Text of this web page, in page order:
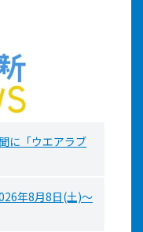
に「ウエアラブ
年8月8日(土)～